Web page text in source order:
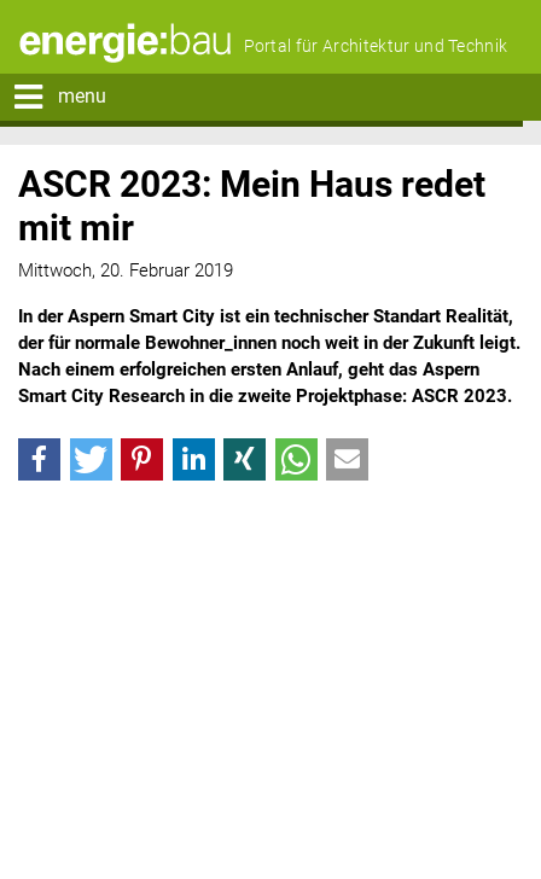
Portal für Architektur und Technik
menu
ASCR 2023: Mein Haus redet
mit mir
Mittwoch, 20. Februar 2019
In der Aspern Smart City ist ein technischer Standart Realität,
der für normale Bewohner_innen noch weit in der Zukunft leigt.
Nach einem erfolgreichen ersten Anlauf, geht das Aspern
Smart City Research in die zweite Projektphase: ASCR 2023.